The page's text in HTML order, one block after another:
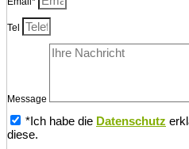
Tel
Message
*Ich habe die Datenschutz
diese.